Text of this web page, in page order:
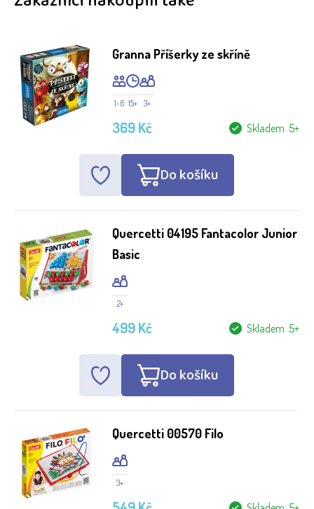
Granna Příšerky ze skříně
1-6 15+ 3+
Skladem 5+
369 Kč
Do košíku
Quercetti 04195 Fantacolor Junior
Basic
2+
Skladem 5+
499 Kč
Do košíku
Quercetti 00570 Filo
3+